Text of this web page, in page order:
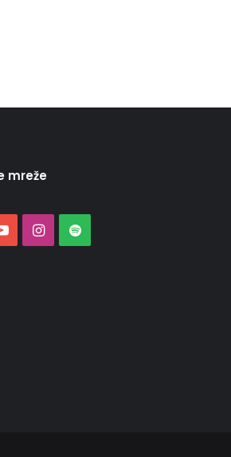
mreže
YouTubeInstagram
Spotify